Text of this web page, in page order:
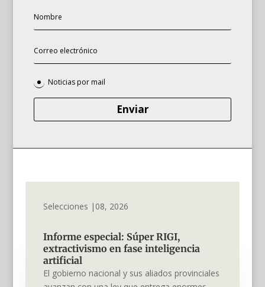
Noticias por mail
Enviar
Selecciones |08, 2026
Informe especial: Súper RIGI,
extractivismo en fase inteligencia
artificial
El gobierno nacional y sus aliados provinciales